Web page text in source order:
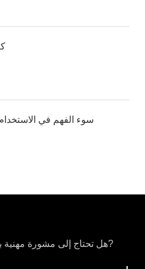
سوء الفهم في الاستخدام
هل تحتاج إلى مشورة مهنية بشأن البطارية في حالة معينة?